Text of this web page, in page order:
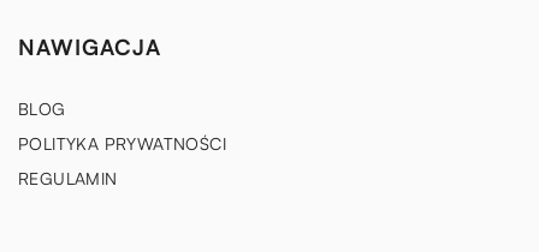
NAWIGACJA
BLOG
POLITYKA PRYWATNOŚCI
REGULAMIN